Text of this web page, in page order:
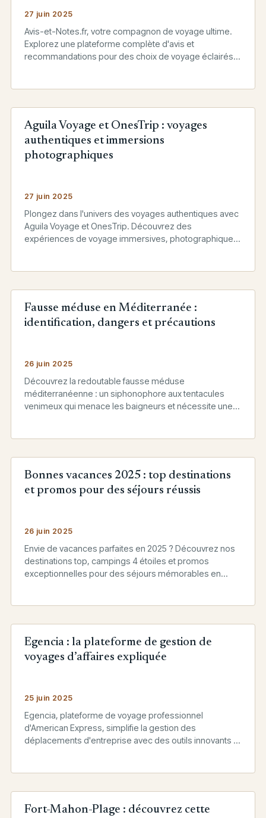
27 juin 2025
Avis-et-Notes.fr, votre compagnon de voyage ultime.
Explorez une plateforme complète d'avis et
recommandations pour des choix de voyage éclairés
Aguila Voyage et OnesTrip : voyages
authentiques et immersions
photographiques
27 juin 2025
Plongez dans l'univers des voyages authentiques avec
Aguila Voyage et OnesTrip. Découvrez des
expériences de voyage immersives, photographiques
Fausse méduse en Méditerranée :
identification, dangers et précautions
26 juin 2025
Découvrez la redoutable fausse méduse
méditerranéenne : un siphonophore aux tentacules
venimeux qui menace les baigneurs et nécessite une
Bonnes vacances 2025 : top destinations
et promos pour des séjours réussis
26 juin 2025
Envie de vacances parfaites en 2025 ? Découvrez nos
destinations top, campings 4 étoiles et promos
exceptionnelles pour des séjours mémorables en
Egencia : la plateforme de gestion de
voyages d’affaires expliquée
25 juin 2025
Egencia, plateforme de voyage professionnel
d'American Express, simplifie la gestion des
déplacements d'entreprise avec des outils innovants et
Fort-Mahon-Plage : découvrez cette